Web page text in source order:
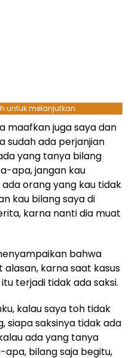
untuk melanjutkan
maafkan juga saya dan
sudah ada perjanjian
yang tanya bilang
apa, jangan kau
orang yang kau tidak
kau bilang saya di
karna nanti dia muat
bahwa
karna saat kasus
terjadi tidak ada saksi.
kalau saya toh tidak
siapa saksinya tidak ada
ada yang tanya
bilang saja begitu,